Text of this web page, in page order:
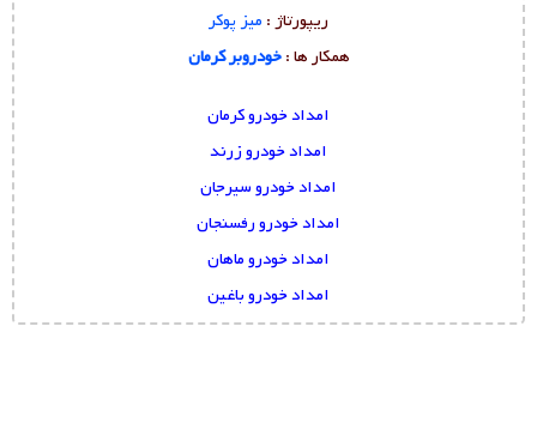
ریپورتاژ : میز پوکر
همکار ها :خودروبر کرمان
امداد خودرو کرمان
امداد خودرو زرند
امداد خودرو سیرجان
امداد خودرو رفسنجان
امداد خودرو ماهان
امداد خودرو باغین